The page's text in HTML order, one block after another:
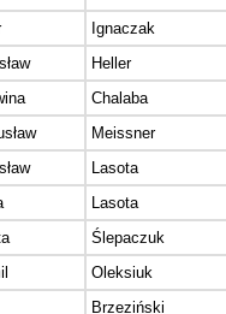
Ignaczak
Heller
Chalaba
Meissner
Lasota
Lasota
Ślepaczuk
Oleksiuk
Brzeziński